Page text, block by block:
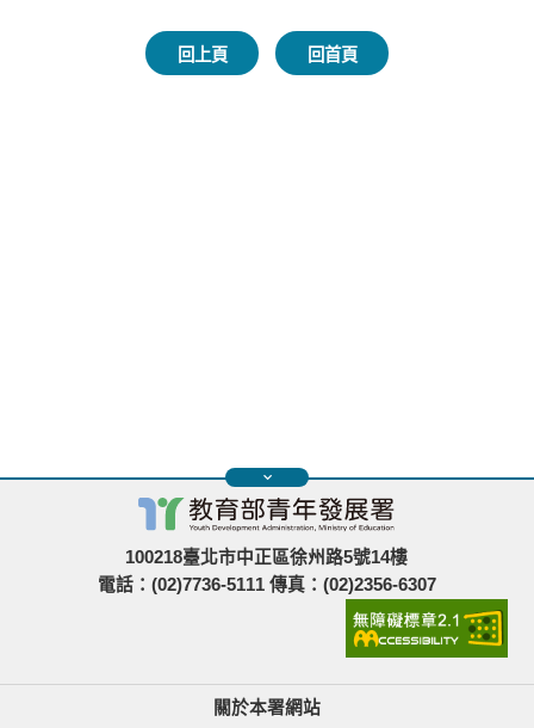
回上頁 回首頁
100218臺北市中正區徐州路5號14樓
電話：(02)7736-5111 傳真：(02)2356-6307
關於本署網站